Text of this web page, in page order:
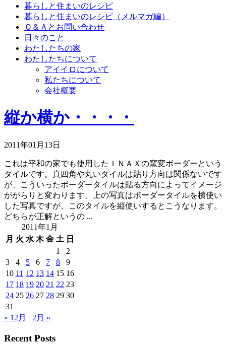
暮らしと住まいのレシピ
暮らしと住まいのレシピ（メルマガ編）
Ｑ＆Ａとお問い合わせ
日々のこと
わたしたちの家
わたしたちについて
アイイロについて
私たちについて
会社概要
縦か横か・・・・
2011年01月13日
これは平和の家でも使用したＩＮＡＸの窯変ボーダーという
タイルです。真四角や丸いタイルは貼り方向は関係ないです
が、こういったボーダータイルは貼る方向によってイメージ
ががらりと変わります。上の写真はボーダータイルを横使い
した写真ですが、このタイルを縦使いするとこうなります。
どちらが正解というの ...
2011年1月
月 火 水 木 金 土 日
1
2
3
4 5 6 7 8
9
10 11 12 13 14 15 16
17 18 19 20 21 22 23
24 25 26 27 28 29 30
31
« 12月
2月 »
Recent Posts